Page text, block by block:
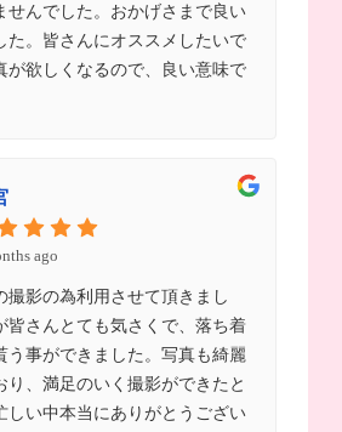
せんでした。おかげさまで良い
た。皆さんにオススメしたいで
が欲しくなるので、良い意味で
ago
撮影の為利用させて頂きまし
皆さんとても気さくで、落ち着
う事ができました。写真も綺麗
り、満足のいく撮影ができたと
しい中本当にありがとうござい